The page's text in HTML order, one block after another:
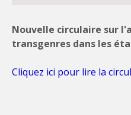
Nouvelle circulaire sur
transgenres dans les
Cliquez ici pour lire la